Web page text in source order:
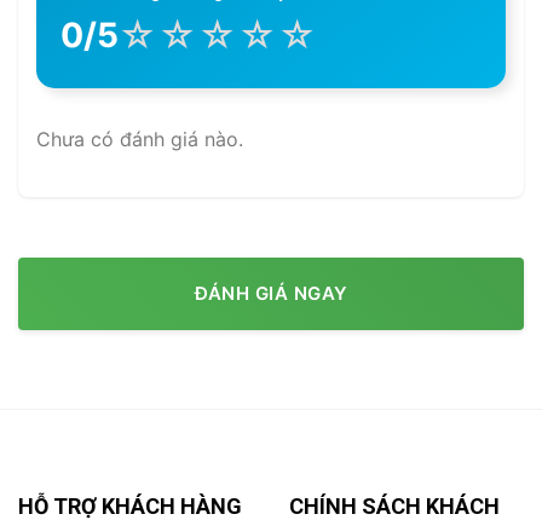
0/5☆ ☆ ☆ ☆ ☆
Chưa có đánh giá nào.
ĐÁNH GIÁ NGAY
HỖ TRỢ KHÁCH HÀNG
CHÍNH SÁCH KHÁCH